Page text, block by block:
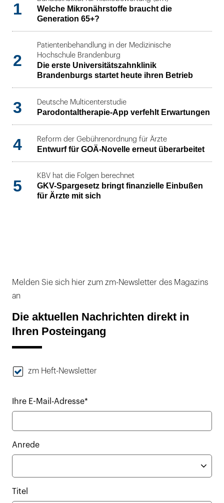
1
Welche Mikronährstoffe braucht die
Generation 65+?
2
Patientenbehandlung in der Medizinische
Hochschule Brandenburg
Die erste Universitätszahnklinik
Brandenburgs startet heute ihren Betrieb
3 Deutsche Multicenterstudie
Parodontaltherapie-App verfehlt Erwartungen
4 Reform der Gebührenordnung für Ärzte
Entwurf für GOÄ-Novelle erneut überarbeitet
5
KBV hat die Folgen berechnet
GKV-Spargesetz bringt finanzielle Einbußen
für Ärzte mit sich
Melden Sie sich hier zum zm-Newsletter des Magazins
an
Die aktuellen Nachrichten direkt in
Ihren Posteingang
zm Heft-Newsletter
Ihre E-Mail-Adresse*
Anrede
Titel